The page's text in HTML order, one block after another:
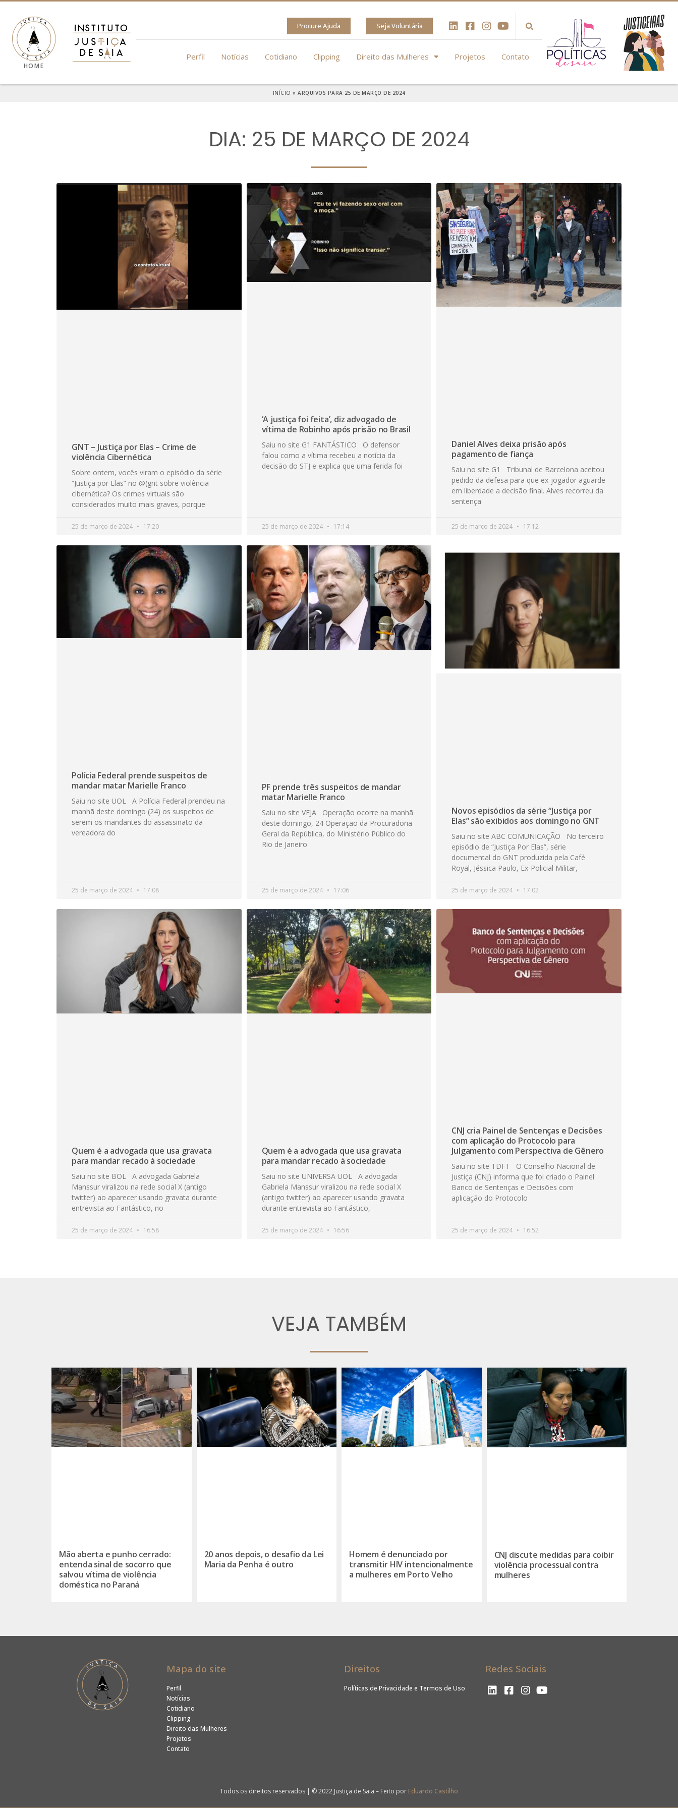
HOME
Procure Ajuda Seja Voluntária
Perfil Notícias Cotidiano Clipping Direito das Mulheres Projetos Contato
INÍCIO » ARQUIVOS PARA 25 DE MARÇO DE 2024
DIA: 25 DE MARÇO DE 2024
GNT – Justiça por Elas – Crime de
violência Cibernética
Sobre ontem, vocês viram o episódio da série
“Justiça por Elas” no @(gnt sobre violência
cibernética? Os crimes virtuais são
considerados muito mais graves, porque
25 de março de 2024 17:20
‘A justiça foi feita’, diz advogado de
vítima de Robinho após prisão no Brasil
Saiu no site G1 FANTÁSTICO O defensor
falou como a vítima recebeu a notícia da
decisão do STJ e explica que uma ferida foi
25 de março de 2024 17:14
Daniel Alves deixa prisão após
pagamento de fiança
Saiu no site G1 Tribunal de Barcelona aceitou
pedido da defesa para que ex-jogador aguarde
em liberdade a decisão final. Alves recorreu da
sentença
25 de março de 2024 17:12
Polícia Federal prende suspeitos de
mandar matar Marielle Franco
Saiu no site UOL A Polícia Federal prendeu na
manhã deste domingo (24) os suspeitos de
serem os mandantes do assassinato da
vereadora do
25 de março de 2024 17:08
PF prende três suspeitos de mandar
matar Marielle Franco
Saiu no site VEJA Operação ocorre na manhã
deste domingo, 24 Operação da Procuradoria
Geral da República, do Ministério Público do
Rio de Janeiro
25 de março de 2024 17:06
Novos episódios da série “Justiça por
Elas” são exibidos aos domingo no GNT
Saiu no site ABC COMUNICAÇÃO No terceiro
episódio de “Justiça Por Elas”, série
documental do GNT produzida pela Café
Royal, Jéssica Paulo, Ex-Policial Militar,
25 de março de 2024 17:02
Quem é a advogada que usa gravata
para mandar recado à sociedade
Saiu no site BOL A advogada Gabriela
Manssur viralizou na rede social X (antigo
twitter) ao aparecer usando gravata durante
entrevista ao Fantástico, no
25 de março de 2024 16:58
Quem é a advogada que usa gravata
para mandar recado à sociedade
Saiu no site UNIVERSA UOL A advogada
Gabriela Manssur viralizou na rede social X
(antigo twitter) ao aparecer usando gravata
durante entrevista ao Fantástico,
25 de março de 2024 16:56
CNJ cria Painel de Sentenças e Decisões
com aplicação do Protocolo para
Julgamento com Perspectiva de Gênero
Saiu no site TDFT O Conselho Nacional de
Justiça (CNJ) informa que foi criado o Painel
Banco de Sentenças e Decisões com
aplicação do Protocolo
25 de março de 2024 16:52
VEJA TAMBÉM
Mão aberta e punho cerrado:
entenda sinal de socorro que
salvou vítima de violência
doméstica no Paraná
20 anos depois, o desafio da Lei
Maria da Penha é outro
Homem é denunciado por
transmitir HIV intencionalmente
a mulheres em Porto Velho
CNJ discute medidas para coibir
violência processual contra
mulheres
Mapa do site
Perfil
Notícias
Cotidiano
Clipping
Direito das Mulheres
Projetos
Contato
Direitos
Políticas de Privacidade e Termos de Uso
Redes Sociais
Todos os direitos reservados | © 2022 Justiça de Saia – Feito por Eduardo Castilho